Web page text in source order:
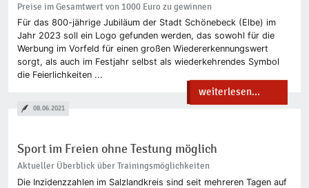
Preise im Gesamtwert von 1000 Euro zu gewinnen
Für das 800-jährige Jubiläum der Stadt Schönebeck (Elbe) im
Jahr 2023 soll ein Logo gefunden werden, das sowohl für die
Werbung im Vorfeld für einen großen Wiedererkennungswert
sorgt, als auch im Festjahr selbst als wiederkehrendes Symbol
die Feierlichkeiten ...
weiterlesen...
Sport im Freien ohne Testung möglich
Aktueller Überblick über Trainingsmöglichkeiten
Die Inzidenzzahlen im Salzlandkreis sind seit mehreren Tagen auf
08.06.2021